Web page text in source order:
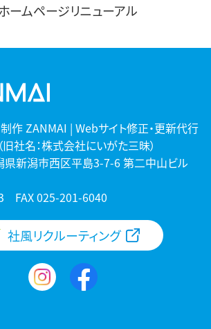
ームページリニューアル
作 ZANMAI | Webサイト修正・更新代行
社名：株式会社にいがた三昧）
新潟市西区平島3-7-6 第二中山ビル
FAX 025-201-6040
社風リクルーティング